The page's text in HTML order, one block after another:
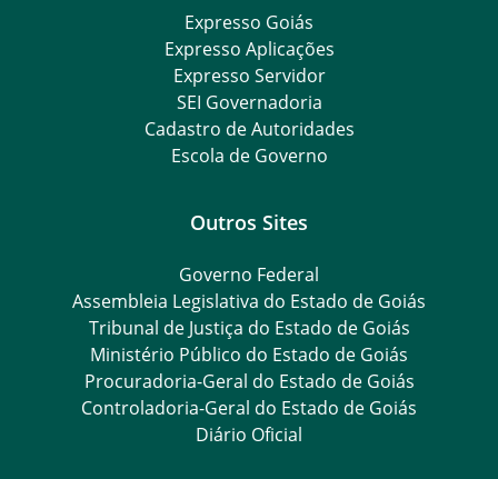
Expresso Goiás
Expresso Aplicações
Expresso Servidor
SEI Governadoria
Cadastro de Autoridades
Escola de Governo
Outros Sites
Governo Federal
Assembleia Legislativa do Estado de Goiás
Tribunal de Justiça do Estado de Goiás
Ministério Público do Estado de Goiás
Procuradoria-Geral do Estado de Goiás
Controladoria-Geral do Estado de Goiás
Diário Oficial